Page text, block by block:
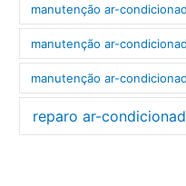
manutenção ar-
manutenção ar-
manutenção ar-
reparo ar-